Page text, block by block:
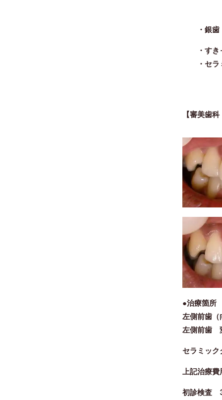
・ 銀
・すき
・セラミ
【審美歯
●治療箇
左側前歯（
左側前歯
セラミッ
上記治療
初診検査